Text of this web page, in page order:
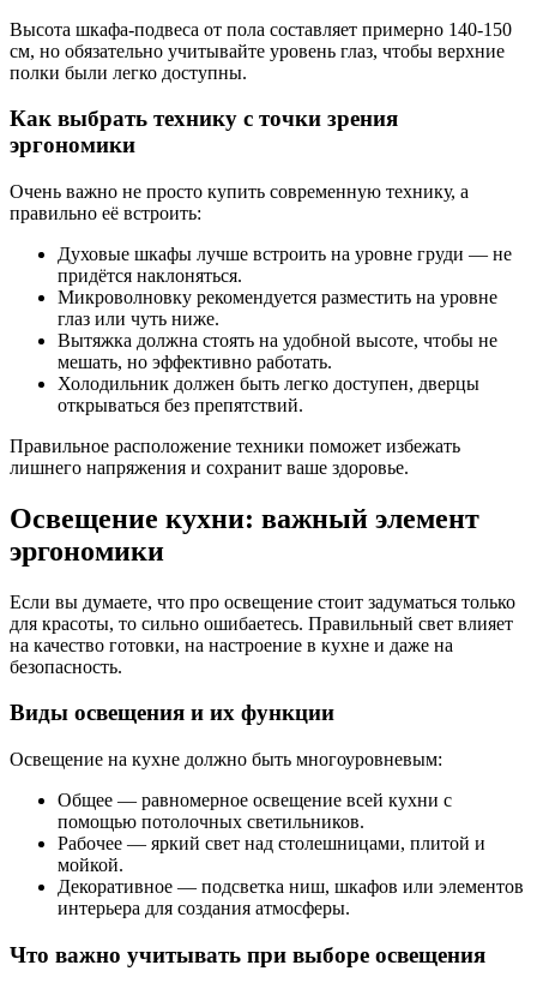
Высота шкафа-подвеса от пола составляет примерно 140-150
см, но обязательно учитывайте уровень глаз, чтобы верхние
полки были легко доступны.
Как выбрать технику с точки зрения
эргономики
Очень важно не просто купить современную технику, а
правильно её встроить:
Духовые шкафы лучше встроить на уровне груди — не
придётся наклоняться.
Микроволновку рекомендуется разместить на уровне
глаз или чуть ниже.
Вытяжка должна стоять на удобной высоте, чтобы не
мешать, но эффективно работать.
Холодильник должен быть легко доступен, дверцы
открываться без препятствий.
Правильное расположение техники поможет избежать
лишнего напряжения и сохранит ваше здоровье.
Освещение кухни: важный элемент
эргономики
Если вы думаете, что про освещение стоит задуматься только
для красоты, то сильно ошибаетесь. Правильный свет влияет
на качество готовки, на настроение в кухне и даже на
безопасность.
Виды освещения и их функции
Освещение на кухне должно быть многоуровневым:
Общее — равномерное освещение всей кухни с
помощью потолочных светильников.
Рабочее — яркий свет над столешницами, плитой и
мойкой.
Декоративное — подсветка ниш, шкафов или элементов
интерьера для создания атмосферы.
Что важно учитывать при выборе освещения